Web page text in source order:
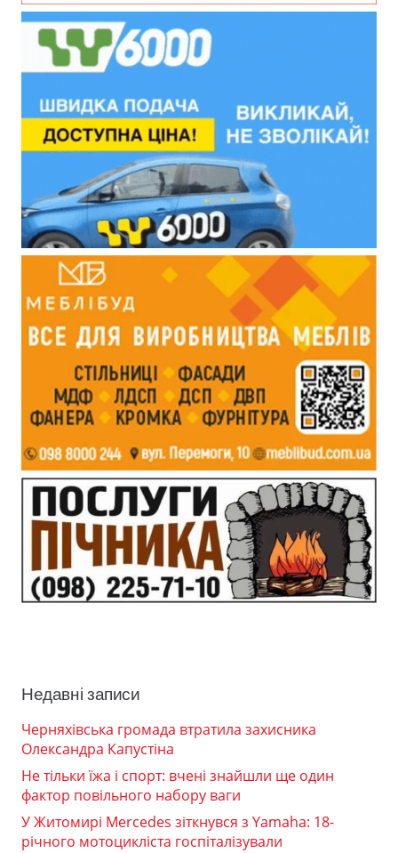
Недавні записи
Черняхівська громада втратила захисника
Олександра Капустіна
Не тільки їжа і спорт: вчені знайшли ще один
фактор повільного набору ваги
У Житомирі Mercedes зіткнувся з Yamaha: 18-
річного мотоцикліста госпіталізували